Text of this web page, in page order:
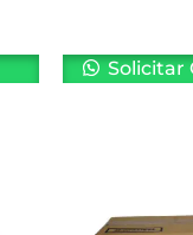
Solicitar